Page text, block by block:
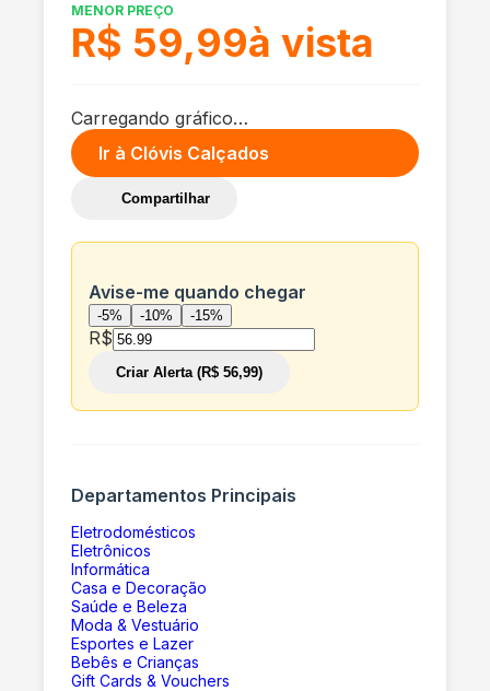
MENOR PREÇO
R$ 59,99à vista
Carregando gráfico…
Ir à Clóvis Calçados
Compartilhar
Avise-me quando chegar
-5% -10% -15%
R$
Criar Alerta (R$ 56,99)
Departamentos Principais
Eletrodomésticos
Eletrônicos
Informática
Casa e Decoração
Saúde e Beleza
Moda & Vestuário
Esportes e Lazer
Bebês e Crianças
Gift Cards & Vouchers